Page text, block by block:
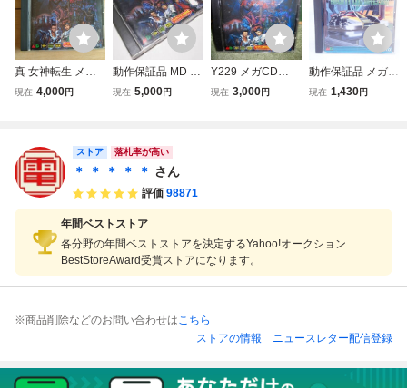
真 女神転生 メガC
D メガドライブ M
現在 4,000円
動作保証品 MD メ
ガドライブ メガC
現在 5,000円
Y229 メガCD
真・女神転生 ME
現在 3,000円
動作保証品 メガC
D ナイトストライ
現在 1,430円
ストア 落札率が高い
＊ ＊ ＊ ＊ ＊ さん
評価 98871
年間ベストストア
各分野の年間ベストストアを決定するYahoo!オークション
BestStoreAward受賞ストアになります。
※商品削除などのお問い合わせはこちら
ストアの情報
ニュースレター配信登録